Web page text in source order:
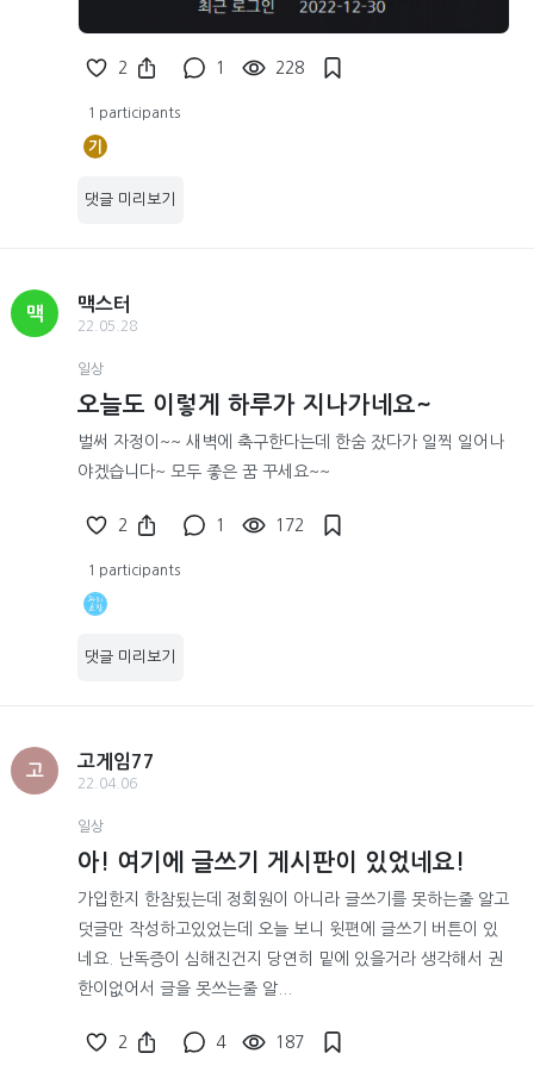
2 1 228
1 participants
기
댓글 미리보기
맥
맥스터
22.05.28
일상
오늘도 이렇게 하루가 지나가네요~
벌써 자정이~~ 새벽에 축구한다는데 한숨 잤다가 일찍 일어나
야겠습니다~ 모두 좋은 꿈 꾸세요~~
2 1 172
1 participants
댓글 미리보기
고
고게임77
22.04.06
일상
아! 여기에 글쓰기 게시판이 있었네요!
가입한지 한참됬는데 정회원이 아니라 글쓰기를 못하는줄 알고
덧글만 작성하고있었는데 오늘 보니 윗편에 글쓰기 버튼이 있
네요. 난독증이 심해진건지 당연히 밑에 있을거라 생각해서 권
한이없어서 글을 못쓰는줄 알...
2 4 187